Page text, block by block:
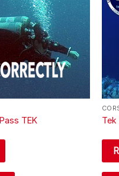
TEK Tek